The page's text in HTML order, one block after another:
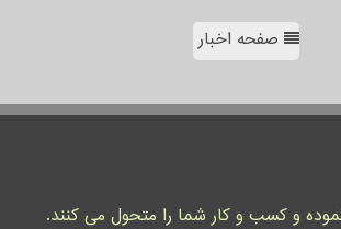
صفحه اخبار